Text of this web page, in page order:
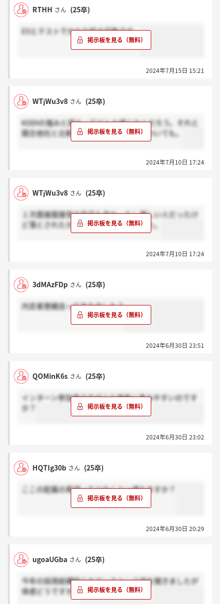
RTHH さん (25卒)
ESとテストでかなり絞る印象です。
2024年7月15日 15:21
WTjWu3v8 さん (25卒)
KDDIの強みと弱みってどんな感じなんだろう。それと
競合他社と比較した時のそこらへんについても。
2024年7月10日 17:24
WTjWu3v8 さん (25卒)
１次面接面接官の反応も良かったし優しい人だったけ
ど落とされたからショックが大きかった。
2024年7月10日 17:24
3dMAzFDp さん (25卒)
内定者懇親会ってありました？
2024年6月30日 23:51
QOMinK6s さん (25卒)
インターン参加者の方がより選考に進みやすいのです
か？
2024年6月30日 23:02
HQTIg30b さん (25卒)
ここの配属の希望ってどのくらい通りますか？
2024年6月30日 20:29
ugoaUGba さん (25卒)
今年の採用結構絞られているという話を聞きましたが
体感どうですか？